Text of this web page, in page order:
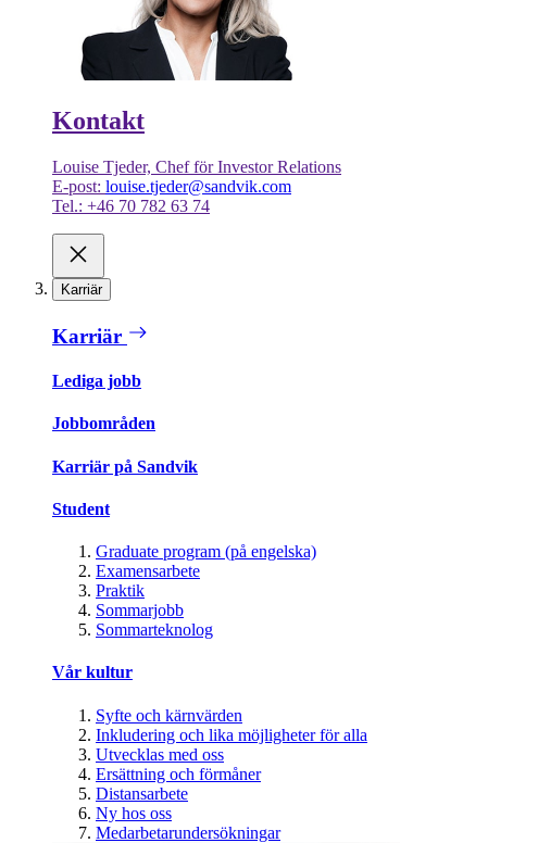
Kontakt
Louise Tjeder, Chef för Investor Relations
E-post: louise.tjeder@sandvik.com
Tel.: +46 70 782 63 74
Karriär
Karriär
Lediga jobb
Jobbområden
Karriär på Sandvik
Student
Graduate program (på engelska)
Examensarbete
Praktik
Sommarjobb
Sommarteknolog
Vår kultur
Syfte och kärnvärden
Inkludering och lika möjligheter för alla
Utvecklas med oss
Ersättning och förmåner
Distansarbete
Ny hos oss
Medarbetarundersökningar